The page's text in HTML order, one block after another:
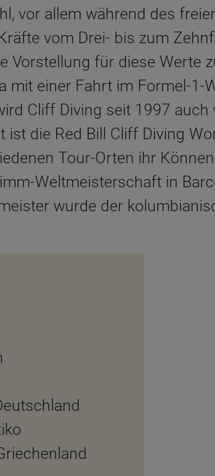
vor allem während des
vom Drei- bis zum
Vorstellung für diese Werte
mit einer Fahrt im Formel-1-
Cliff Diving seit 1997
ist die Red Bill Cliff Diving
Tour-Orten ihr
​Weltmeisterschaft in
wurde der